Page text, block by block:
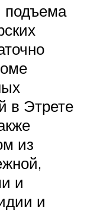
подъема
в Этрете
из
и
и